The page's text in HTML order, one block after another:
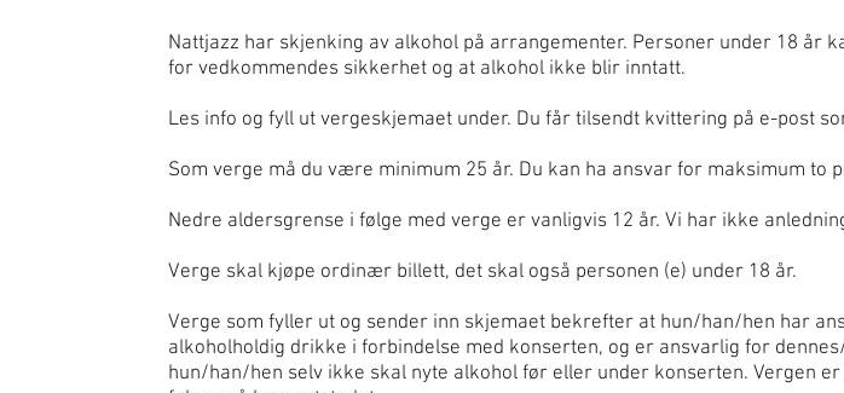
Nattjazz har skjenking av alkohol på arrangementer. Personer under 18 år
for vedkommendes sikkerhet og at alkohol ikke blir inntatt.
Les info og fyll ut vergeskjemaet under. Du får tilsendt kvittering på e-post
Som verge må du være minimum 25 år. Du kan ha ansvar for maksimum to
Nedre aldersgrense i følge med verge er vanligvis 12 år. Vi har ikke
Verge skal kjøpe ordinær billett, det skal også personen (e) under 18 år.
Verge som fyller ut og sender inn skjemaet bekrefter at hun/han/hen har
alkoholholdig drikke i forbindelse med konserten, og er ansvarlig for
hun/han/hen selv ikke skal nyte alkohol før eller under konserten. Vergen